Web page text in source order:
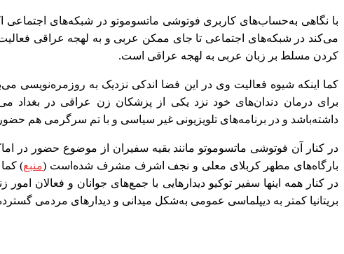
با نگاهی به‌حساب‌های کاربری فوتوشی ماتسوموتو در شبکه‌های اجتماعی
می‌کند در شبکه‌های اجتماعی تا جای ممکن عربی و به لهجه عراقی
کردن مسلط بر زبان عربی به لهجه عراقی است.
کما اینکه شیوه فعالیت وی در این فضا اندکی نزدیک به روزمره‌نویسی
برای درمان دندان‌های خود نزد یکی از پزشکان زن عراقی در بغداد
داشته‌باشد و در برنامه‌های تلویزیونی غیر سیاسی و با تم سرگرمی هم حضور
در کنار آن فوتوشی ماتسوموتو مانند بقیه سفیران از موضوع حضور در
بارگاه‌های مطهر کربلای معلی و نجف اشرف مشرف شده‌است (منبع)
در کنار همه اینها سفیر توکیو دیدارهایی با جمع‌های جوانان و فعالان
بریتانیا کمتر به دیپلماسی عمومی به‌شکل میدانی و دیدارهای مردمی